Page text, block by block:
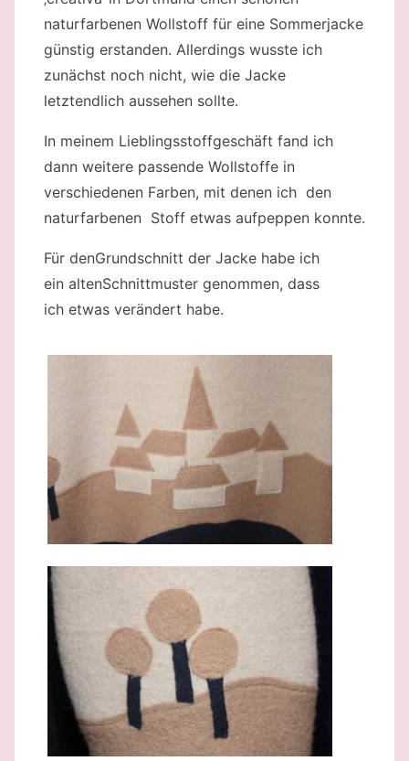
naturfarbenen Wollstoff für eine Sommerjacke
günstig erstanden. Allerdings wusste ich
zunächst noch nicht, wie die Jacke
letztendlich aussehen sollte.
In meinem Lieblingsstoffgeschäft fand ich
dann weitere passende Wollstoffe in
verschiedenen Farben, mit denen ich den
naturfarbenen Stoff etwas aufpeppen konnte.
Für denGrundschnitt der Jacke habe ich
ein altenSchnittmuster genommen, dass
ich etwas verändert habe.